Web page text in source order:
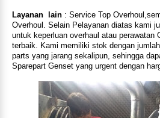
Layanan lain : Service Top
Overhoul. Selain Pelayanan diatas kami
untuk keperluan overhaul atau perawatan
terbaik. Kami memiliki stok dengan
parts yang jarang sekalipun, sehingga
Sparepart Genset yang urgent dengan